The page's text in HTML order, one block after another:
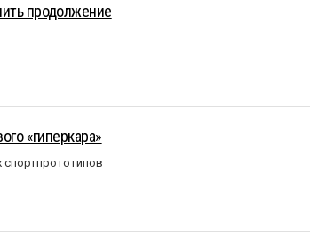
продолжение
«гиперкара»
спортпрототипов